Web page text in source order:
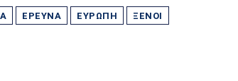
ΈΡΕΥΝΑ ΕΥΡΏΠΗ ΞΈΝΟΙ